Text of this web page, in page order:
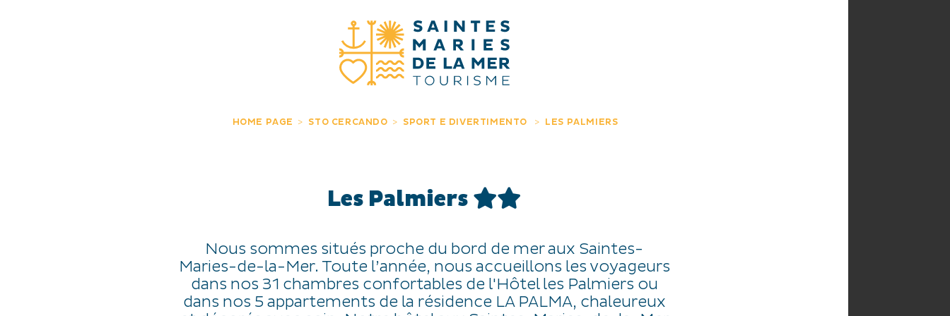
HOME PAGE STO CERCANDO SPORT E DIVERTIMENTO LES PALMIERS
Les Palmiers
Nous sommes situés proche du bord de mer aux Saintes-
Maries-de-la-Mer. Toute l’année, nous accueillons les voyageurs
dans nos 31 chambres confortables de l'Hôtel les Palmiers ou
dans nos 5 appartements de la résidence LA PALMA, chaleureux